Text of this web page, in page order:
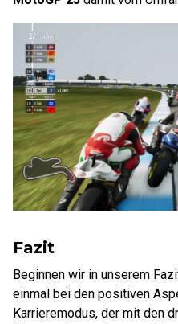
Fazit
Beginnen wir in unserem
einmal bei den positiven
Karrieremodus, der mit den